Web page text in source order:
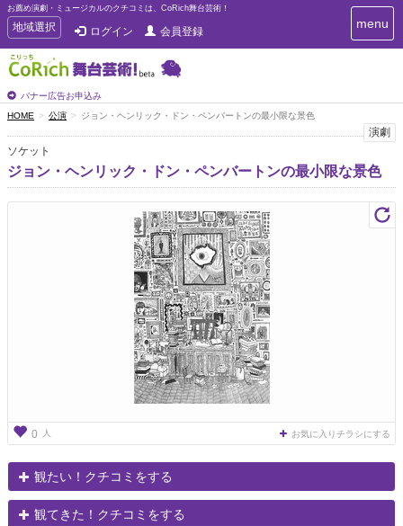
お薦め演劇・ミュージカルのクチコミは、CoRich舞台芸術！
T
o
g
g
e
n
a
v
i
g
地域選択 ログイン 会員登録
バナー広告お申込み
T
o
v
i
g
menu
HOME 公演 ジョン・ヘンリック・ドン・ペンバートンの最小限な景色
演劇
ソケット
ジョン・ヘンリック・ドン・ペンバートンの最小限な景色
0 人 お気に入りチラシにする
観たい！クチコミをする
観てきた！クチコミをする